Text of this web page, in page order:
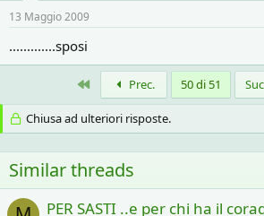
13 Maggio 2009
.............sposi
Primo Prec. 50 di 51
Chiusa ad ulteriori risposte.
Similar threads
PER SASTI ..e per chi ha il